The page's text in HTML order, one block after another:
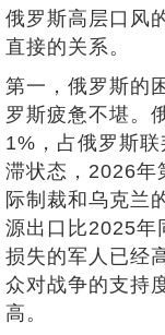
俄罗斯高层口风
直接的关系。
第一，俄罗斯的
罗斯疲惫不堪。
1%，占俄罗斯
滞状态，2026年
际制裁和乌克兰
源出口比2025年
损失的军人已经
众对战争的支持
高。